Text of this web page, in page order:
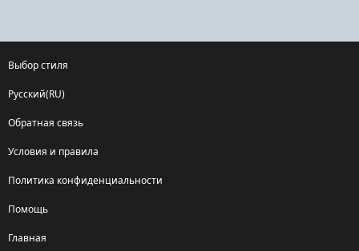
Выбор стиля
Русский(RU)
Обратная связь
Условия и правила
Политика конфиденциальности
Помощь
Главная